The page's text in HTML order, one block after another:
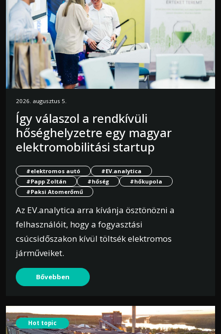
2026. augusztus 5.
Így válaszol a rendkívüli
hőséghelyzetre egy magyar
elektromobilitási startup
#elektromos autó
#EV.analytica
#Papp Zoltán
#hőség
#hőkupola
#Paksi Atomerőmű
Az EV.analytica arra kívánja ösztönözni a
felhasználóit, hogy a fogyasztási
csúcsidőszakon kívül töltsék elektromos
járműveiket.
Bővebben
Hot topic